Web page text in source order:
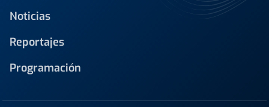
Noticias
Reportajes
Programación